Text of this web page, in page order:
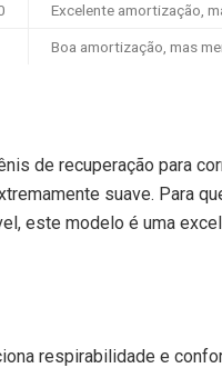
Excelente amortização,
Boa amortização, mas
de recuperação para
suave. Para
este modelo é uma
respirabilidade e